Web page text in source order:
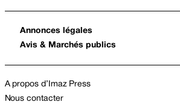
Annonces légales
Avis & Marchés publics
A propos d’Imaz Press
Nous contacter